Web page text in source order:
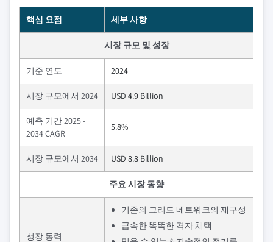
핵심 요점 세부 사항
시장 규모 및 성장
기준 연도 2024
시장 규모에서 2024 USD 4.9 Billion
예측 기간 2025 -
2034 CAGR
5.8%
시장 규모에서 2034 USD 8.8 Billion
주요 시장 동향
성장 동력
기존의 그리드 네트워크의 재구성
급속한 똑똑한 격자 채택